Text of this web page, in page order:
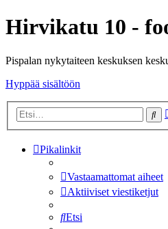
Hirvikatu 10 -
Pispalan nykytaiteen keskuksen
Hyppää sisältöön
Etsi
Pikalinkit
Vastaamattomat aiheet
Aktiiviset viestiketjut
Etsi